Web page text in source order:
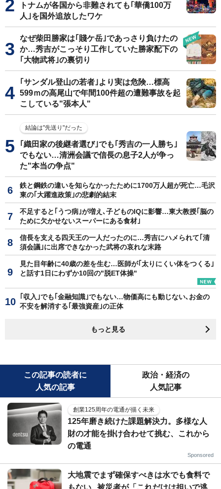
トナムが各国から非難されても｢華僑100万
人｣を国外追放したワケ
なぜ柴田勝家は｢賤ケ岳｣であっさり負けたの
か…秀吉がこっそり工作していた勝家配下の
｢大物武将｣の裏切り
｢サンダル登山の若者｣より実は危険…標高
599ｍの高尾山で年間100件超の遭難事故を起
こしている"張本人"
結論は"先送り"だった
｢織田家の後継者選び｣でも｢秀吉の一人勝ち｣
でもない…清洲会議で信長の息子2人が争っ
た"本当の争点"
鉄と鋼鉄の違いを知らなかったために1700万人超が死亡…毛沢
東の｢大躍進政策｣の悲劇的結末
不足すると｢うつ病｣が増え､子どものIQに影響…東大教授｢脳の
ために欠かせないスーパーにある食材｣
信長を支える四天王の一人だったのに…秀吉にハメられて｢清
須会議｣に出席できなかった武将の哀れな末路
見た目年齢に40歳の差を生む…医師が｢太りにくい体をつくる｣
と話す1日にわずか10回の"脱ET体操"
｢収入｣でも｢金融知識｣でもない…物価高にも動じない､お金の
不安を解消する｢最強資産｣の正体
もっと見る
この記事の読者に
人気の記事
政治・経済の
人気記事
創業125周年の電通が描く未来
125年磨き続けた課題解決力。多様な人
財の才能を掛け合わせて挑む、これから
の電通
Sponsored
大地震でまず確保すべきは水でも食料で
もない...被災者が「これだけは担いで逃